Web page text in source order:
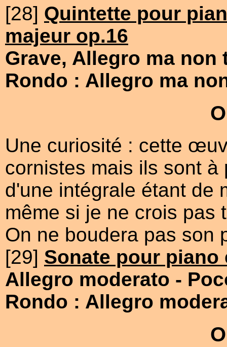
[28] Quintette pour
majeur op.16
Grave, Allegro ma non
Rondo : Allegro ma
Une curiosité : cette
cornistes mais ils sont
d'une intégrale étant de
même si je ne crois
On ne boudera pas son
[29] Sonate pour piano
Allegro moderato -
Rondo : Allegro